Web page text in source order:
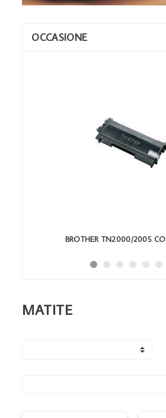
OCCASIONE
BROTHER TN2000/2005
MATITE